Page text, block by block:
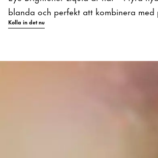
blanda och perfekt att kombinera med
Kolla in det nu